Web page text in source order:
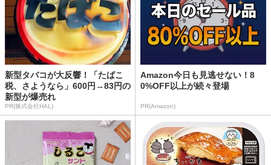
新型タバコが大反響！「たばこ
税、さようなら」600円→83円の
新型が爆売れ
PR(株式会社HAL)
Amazon今日も見逃せない！8
0%OFF以上が続々登場
PR(Amazon)